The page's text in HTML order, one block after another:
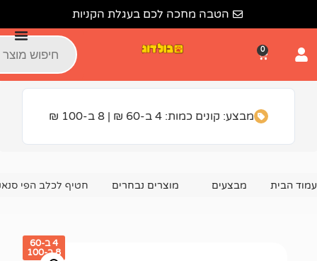
הטבה מחכה לכם בעגלת הקניות
כמות: 4 ב-60 ₪ | 8 ב-100 ₪
מוצרים נבחרים חטיף לכלב הפי סנאק לבבות סושי ברווז ודג